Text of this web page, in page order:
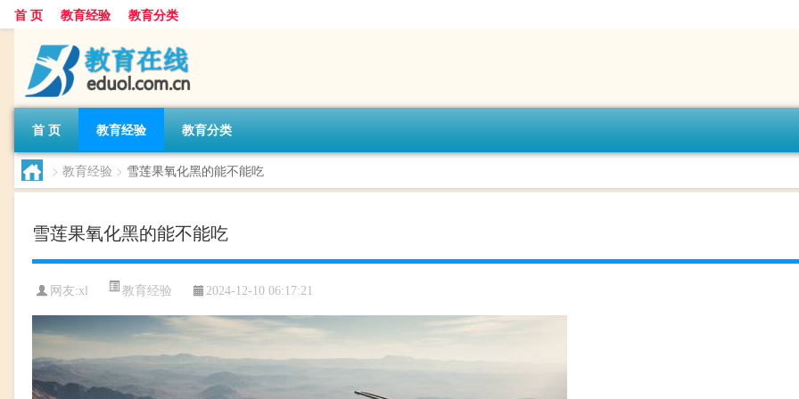
首 页 教育经验 教育分类
首 页 教育经验 教育分类
> 教育经验 > 雪莲果氧化黑的能不能吃
雪莲果氧化黑的能不能吃
网友:xl 教育经验 2024-12-10 06:17:21